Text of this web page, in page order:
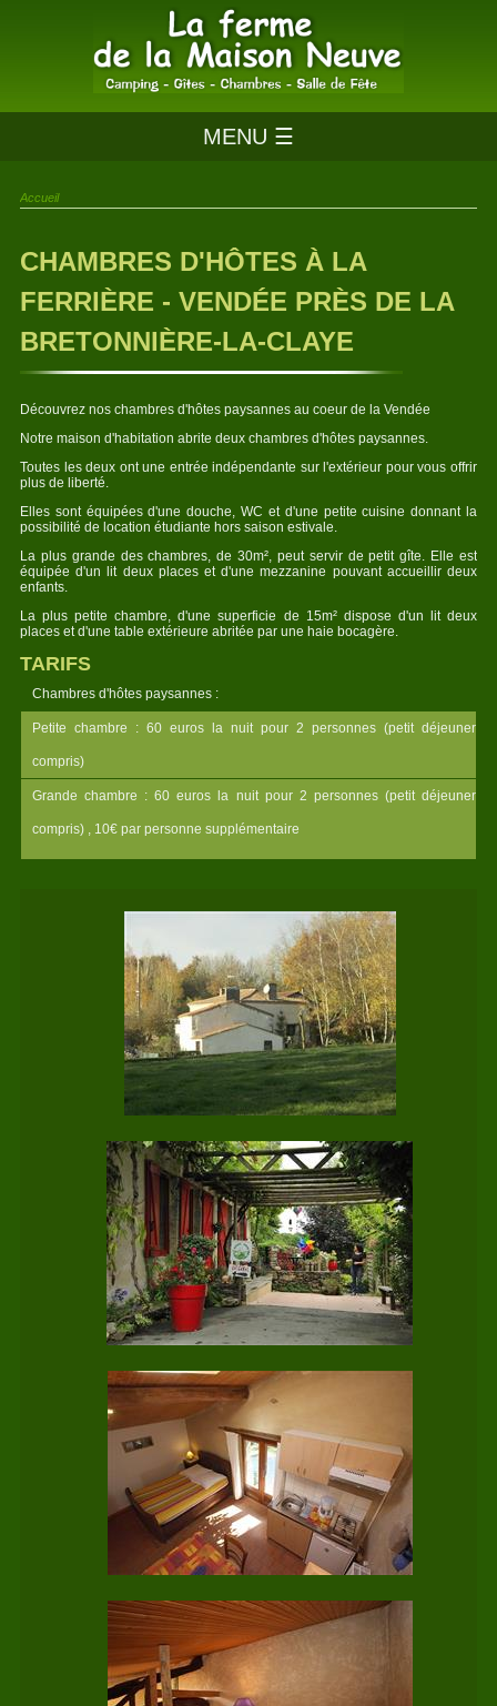
MENU ☰
Accueil
CHAMBRES D'HÔTES À LA
FERRIÈRE - VENDÉE PRÈS DE LA
BRETONNIÈRE-LA-CLAYE
Découvrez nos chambres d'hôtes paysannes au coeur de la Vendée
Notre maison d'habitation abrite deux chambres d'hôtes paysannes.
Toutes les deux ont une entrée indépendante sur l'extérieur pour vous offrir
plus de liberté.
Elles sont équipées d'une douche, WC et d'une petite cuisine donnant la
possibilité de location étudiante hors saison estivale.
La plus grande des chambres, de 30m², peut servir de petit gîte. Elle est
équipée d'un lit deux places et d'une mezzanine pouvant accueillir deux
enfants.
La plus petite chambre, d'une superficie de 15m² dispose d'un lit deux
places et d'une table extérieure abritée par une haie bocagère.
TARIFS
Chambres d'hôtes paysannes :
Petite chambre : 60 euros la nuit pour 2 personnes (petit déjeuner
compris)
Grande chambre : 60 euros la nuit pour 2 personnes (petit déjeuner
compris) , 10€ par personne supplémentaire